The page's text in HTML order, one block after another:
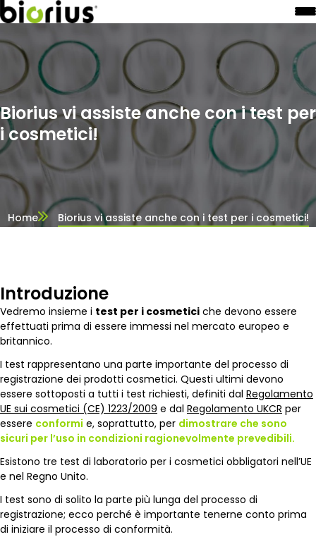
Biorius vi assiste anche con i test per
i cosmetici!
Home Biorius vi assiste anche con i test per i cosmetici!
Introduzione
Vedremo insieme i test per i cosmetici che devono essere
effettuati prima di essere immessi nel mercato europeo e
britannico.
I test rappresentano una parte importante del processo di
registrazione dei prodotti cosmetici. Questi ultimi devono
essere sottoposti a tutti i test richiesti, definiti dal Regolamento
UE sui cosmetici (CE) 1223/2009 e dal Regolamento UKCR per
essere conformi e, soprattutto, per dimostrare che sono
sicuri per l’uso in condizioni ragionevolmente prevedibili.
Esistono tre test di laboratorio per i cosmetici obbligatori nell’UE
e nel Regno Unito.
I test sono di solito la parte più lunga del processo di
registrazione; ecco perché è importante tenerne conto prima
di iniziare il processo di conformità.